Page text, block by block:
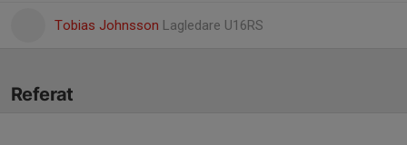
Tobias Johnsson Lagledare U16RS
Referat